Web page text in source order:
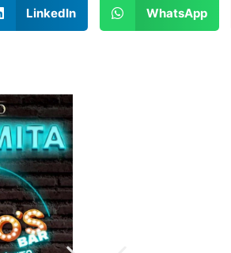
LinkedIn WhatsApp